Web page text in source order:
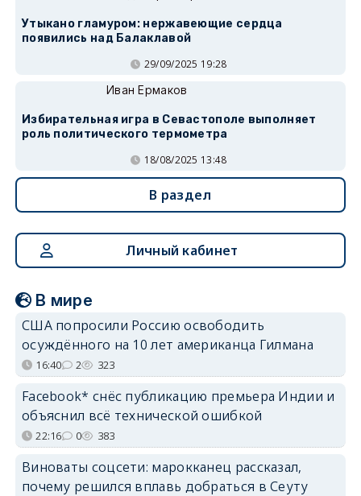
Утыкано гламуром: нержавеющие сердца
появились над Балаклавой
29/09/2025 19:28
Иван Ермаков
Избирательная игра в Севастополе выполняет
роль политического термометра
18/08/2025 13:48
В раздел
Личный кабинет
В мире
США попросили Россию освободить
осуждённого на 10 лет американца Гилмана
16:40 2 323
Facebook* снёс публикацию премьера Индии и
объяснил всё технической ошибкой
22:16 0 383
Виноваты соцсети: марокканец рассказал,
почему решился вплавь добраться в Сеуту